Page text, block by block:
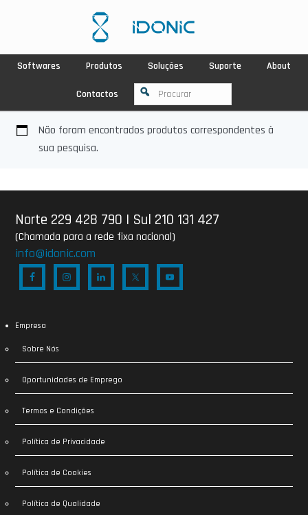
Softwares Produtos Soluções Suporte About
Contactos
Não foram encontrados produtos correspondentes à
sua pesquisa.
Norte 229 428 790 | Sul 210 131 427
(Chamada para a rede fixa nacional)
info@idonic.com
Empresa
Sobre Nós
Oportunidades de Emprego
Termos e Condições
Política de Privacidade
Política de Cookies
Política de Qualidade